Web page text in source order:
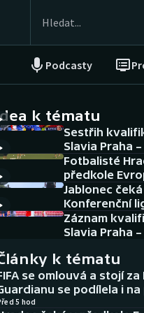
Podcasty
NEPŘEHLÉDNĚTE
Historické návraty
Aplikace ČT sport
AZ kvíz
k tématu
Sestřih
Slavia Praha
Fotbalisté
předkole
Jablonec
Konferenční
Záznam
Slavia Praha
k tématu
se omlouvá a stojí
se podílela i
5 hod